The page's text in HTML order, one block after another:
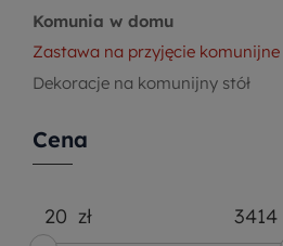
Komunia w domu
Zastawa na przyjęcie komunijne
Dekoracje na komunijny stół
Cena
zł